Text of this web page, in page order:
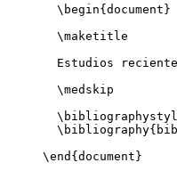
\begin{ document }
\maketitle
Estudios
\medskip
\bibliography
\end { document }